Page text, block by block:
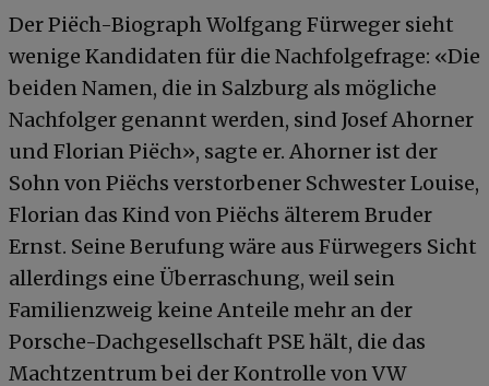
Der Piëch-Biograph Wolfgang Fürweger sieht
wenige Kandidaten für die Nachfolgefrage: «Die
beiden Namen, die in Salzburg als mögliche
Nachfolger genannt werden, sind Josef Ahorner
und Florian Piëch», sagte er. Ahorner ist der
Sohn von Piëchs verstorbener Schwester Louise,
Florian das Kind von Piëchs älterem Bruder
Ernst. Seine Berufung wäre aus Fürwegers Sicht
allerdings eine Überraschung, weil sein
Familienzweig keine Anteile mehr an der
Porsche-Dachgesellschaft PSE hält, die das
Machtzentrum bei der Kontrolle von VW